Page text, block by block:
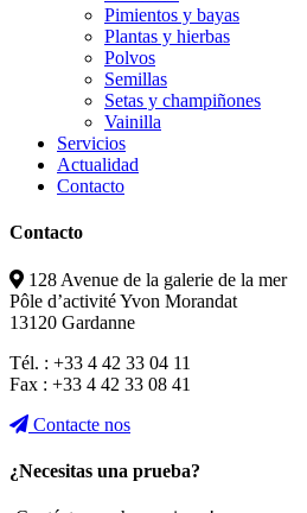
Pimientos y bayas
Plantas y hierbas
Polvos
Semillas
Setas y champiñones
Vainilla
Servicios
Actualidad
Contacto
Contacto
128 Avenue de la galerie de la mer
Pôle d’activité Yvon Morandat
13120 Gardanne
Tél. : +33 4 42 33 04 11
Fax : +33 4 42 33 08 41
Contacte nos
¿Necesitas una prueba?